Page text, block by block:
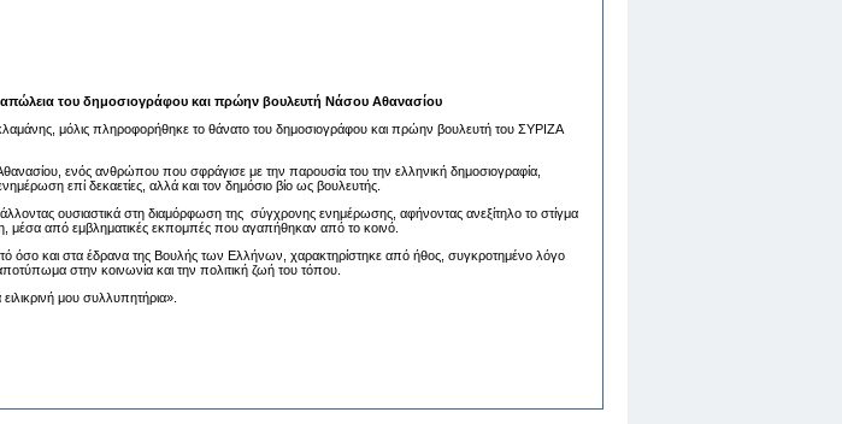
του δημοσιογράφου και πρώην βουλευτή Νάσου Αθανασίου
μόλις πληροφορήθηκε το θάνατο του δημοσιογράφου και πρώην βουλευτή του ΣΥΡΙΖΑ
ενός ανθρώπου που σφράγισε με την παρουσία του την ελληνική δημοσιογραφία,
επί δεκαετίες, αλλά και τον δημόσιο βίο ως βουλευτής.
ουσιαστικά στη διαμόρφωση της σύγχρονης ενημέρωσης, αφήνοντας ανεξίτηλο το στίγμα
μέσα από εμβληματικές εκπομπές που αγαπήθηκαν από το κοινό.
όσο και στα έδρανα της Βουλής των Ελλήνων, χαρακτηρίστηκε από ήθος, συγκροτημένο λόγο
στην κοινωνία και την πολιτική ζωή του τόπου.
μου συλλυπητήρια».